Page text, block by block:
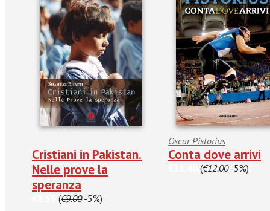
Cristiani in Pakistan.
Nelle prove la
speranza
(€9.00-5%)
Oscar Pistorius
Conta dove arrivi
(€12.00-5%)